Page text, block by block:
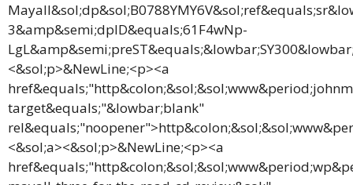
3&amp&semi;dpID&equals;61F4wNp-
<&sol;p>&NewLine;<p><a
target&equals;"&lowbar;blank"
<&sol;a><&sol;p>&NewLine;<p><a